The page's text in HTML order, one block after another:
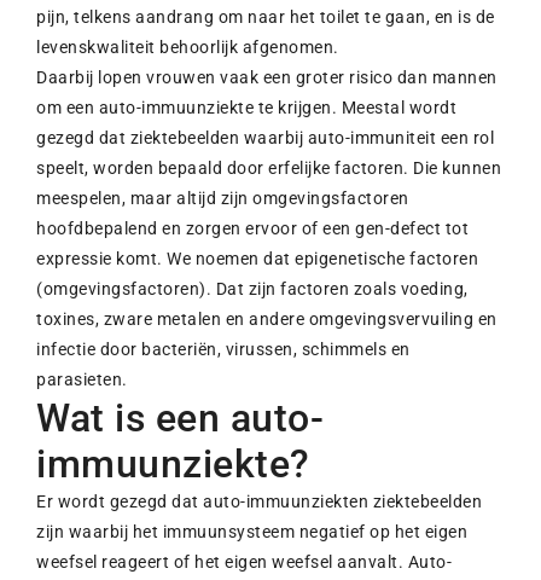
pijn, telkens aandrang om naar het toilet te gaan, en is de
levenskwaliteit behoorlijk afgenomen.
Daarbij lopen vrouwen vaak een groter risico dan mannen
om een auto-immuunziekte te krijgen. Meestal wordt
gezegd dat ziektebeelden waarbij auto-immuniteit een rol
speelt, worden bepaald door erfelijke factoren. Die kunnen
meespelen, maar altijd zijn omgevingsfactoren
hoofdbepalend en zorgen ervoor of een gen-defect tot
expressie komt. We noemen dat epigenetische factoren
(omgevingsfactoren). Dat zijn factoren zoals voeding,
toxines, zware metalen en andere omgevingsvervuiling en
infectie door bacteriën, virussen, schimmels en
parasieten.
Wat is een auto-
immuunziekte?
Er wordt gezegd dat auto-immuunziekten ziektebeelden
zijn waarbij het immuunsysteem negatief op het eigen
weefsel reageert of het eigen weefsel aanvalt. Auto-